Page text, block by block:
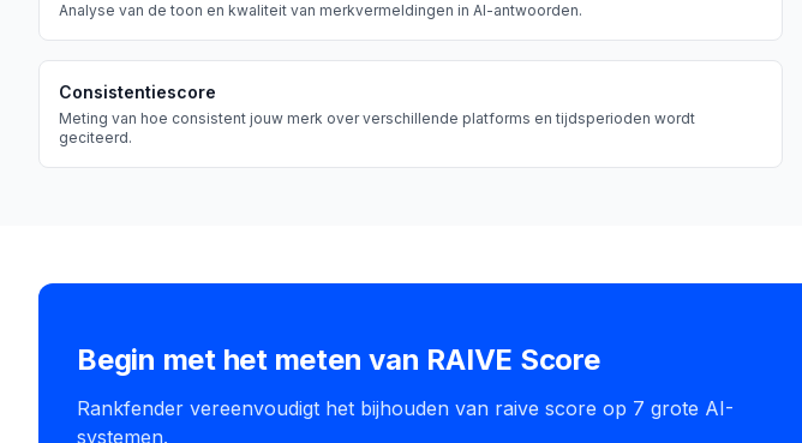
Analyse van de toon en kwaliteit van merkvermeldingen in AI-antwoorden.
Consistentiescore
Meting van hoe consistent jouw merk over verschillende platforms en tijdsperioden wordt
geciteerd.
Begin met het meten van RAIVE Score
Rankfender vereenvoudigt het bijhouden van raive score op 7 grote AI-
systemen.